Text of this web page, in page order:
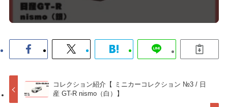
コレクション紹介【 ミニカーコレクション №3 / 日
産 GT-R nismo（白）】